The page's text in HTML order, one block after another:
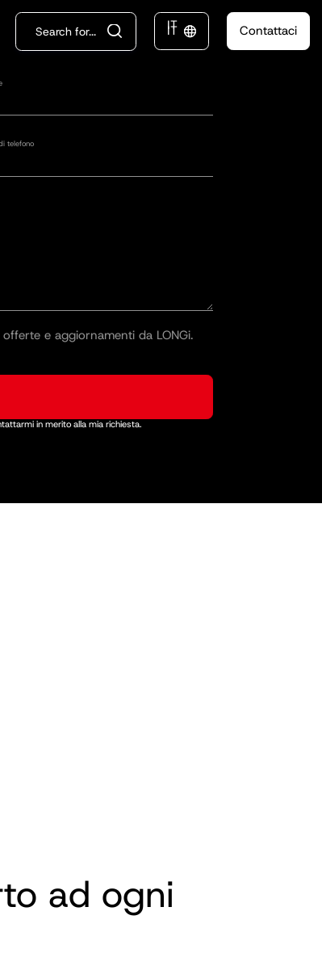
IT
IT  Contattaci
telefono
e aggiornamenti da LONGi.
in merito alla mia richiesta.
ad ogni